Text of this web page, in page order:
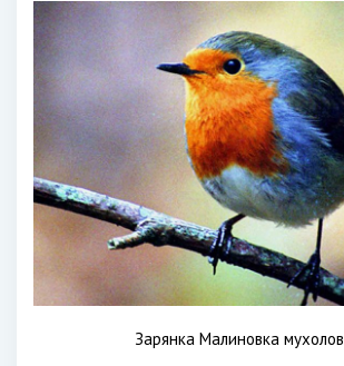
Зарянка Малиновка мухолов